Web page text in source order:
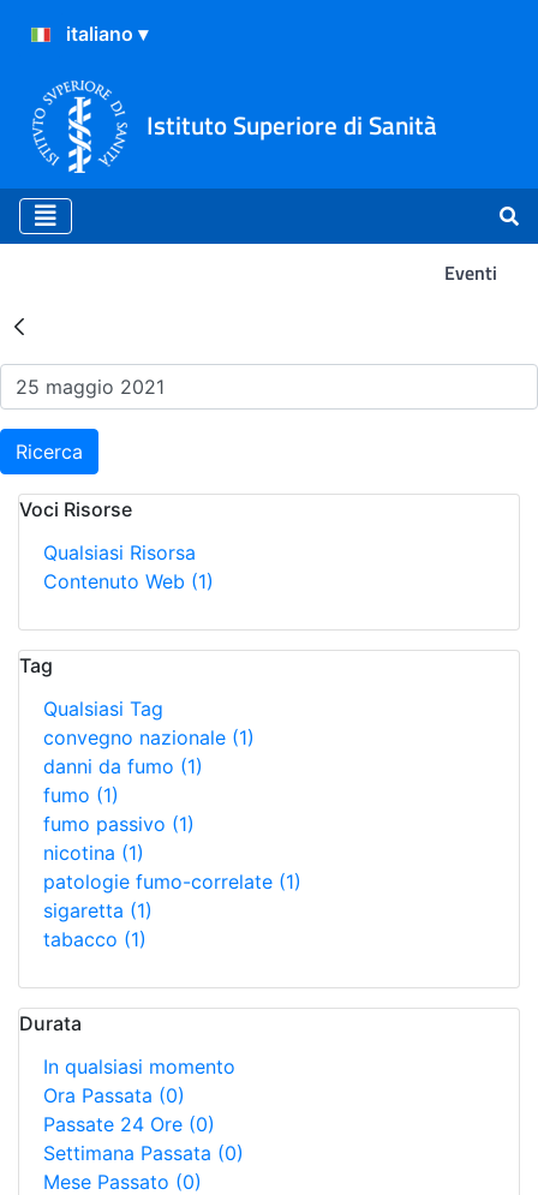
Istituto Superiore di Sanità
Eventi
Risultati della Ricerca -
Ricerca
Voci Risorse
Qualsiasi Risorsa
Contenuto Web (1)
Tag
Qualsiasi Tag
convegno nazionale (1)
danni da fumo (1)
fumo (1)
fumo passivo (1)
nicotina (1)
patologie fumo-correlate (1)
sigaretta (1)
tabacco (1)
Durata
In qualsiasi momento
Ora Passata (0)
Passate 24 Ore (0)
Settimana Passata (0)
Mese Passato (0)